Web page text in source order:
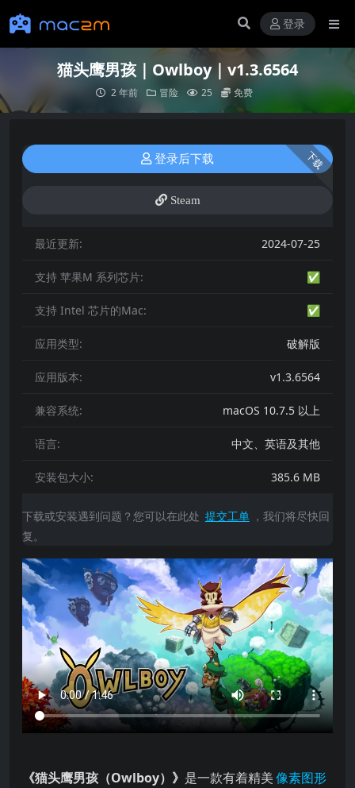
登录
猫头鹰男孩｜Owlboy｜v1.3.6564
2 年前 冒险 25 免费
下载
登录后下载
Steam
最近更新: 2024-07-25
支持 苹果M 系列芯片: ✅
支持 Intel 芯片的Mac: ✅
应用类型: 破解版
应用版本: v1.3.6564
兼容系统: macOS 10.7.5 以上
语言: 中文、英语及其他
安装包大小: 385.6 MB
下载或安装遇到问题？您可以在此处 提交工单 ，我们将尽快回
复。
是一款有着精美 的平台冒险游戏，耗时近十年开发完成
《猫头鹰男孩（Owlboy）》 是一款有着精美像素图形